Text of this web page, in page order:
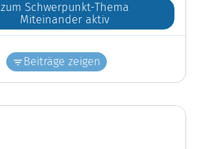
zum Schwerpunkt-Thema
Miteinander aktiv
Beiträge zeigen